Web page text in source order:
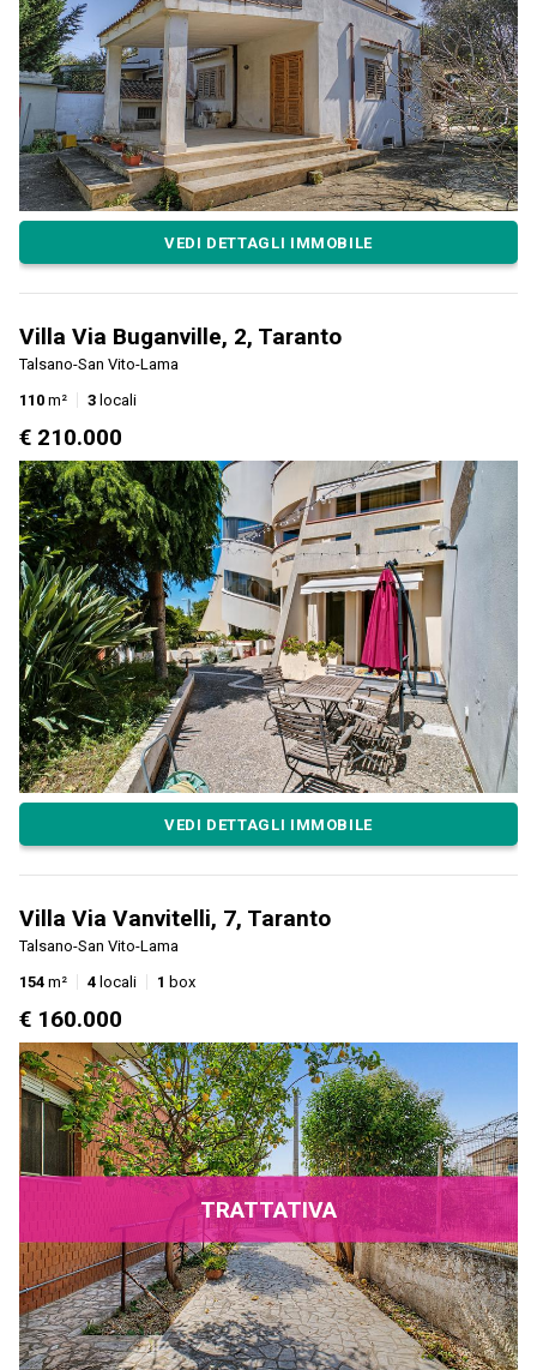
VEDI DETTAGLI IMMOBILE
Villa Via Buganville, 2, Taranto
Talsano-San Vito-Lama
110 m² 3 locali
€ 210.000
VEDI DETTAGLI IMMOBILE
Villa Via Vanvitelli, 7, Taranto
Talsano-San Vito-Lama
154 m² 4 locali 1 box
€ 160.000
TRATTATIVA